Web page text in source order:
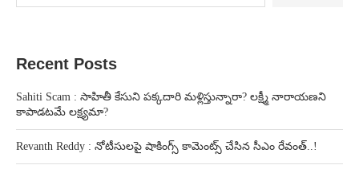
Recent Posts
Sahiti Scam : సాహితీ కేసుని పక్కదారి మళ్లిస్తున్నారా? లక్ష్మీ నారాయణని
కాపాడటమే లక్ష్యమా?
Revanth Reddy : నోటీసులపై షాకింగ్స్ కామెంట్స్ చేసిన సీఎం రేవంత్..!